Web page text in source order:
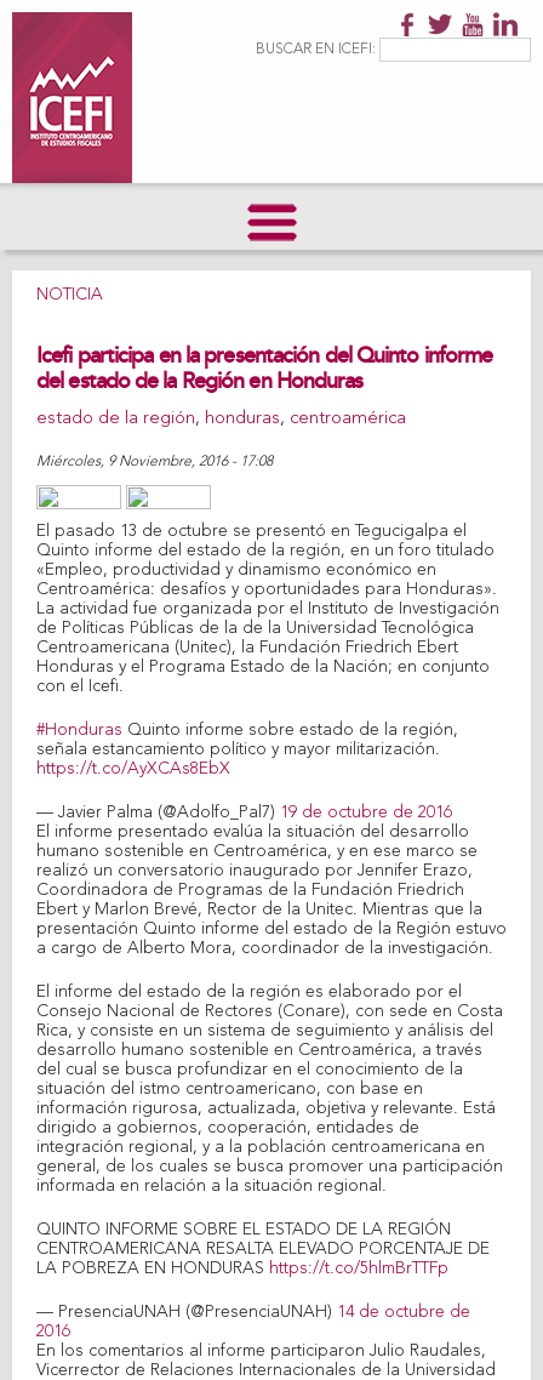
principalFormulario de
BUSCAR EN ICEFI:
NOTICIA
Icefi participa en la presentación del Quinto informe
del estado de la Región en Honduras
estado de la región, honduras, centroamérica
Miércoles, 9 Noviembre, 2016 - 17:08
Share on Facebook
Tweet Widget
Linkedin Share Button
El pasado 13 de octubre se presentó en Tegucigalpa el
Quinto informe del estado de la región, en un foro titulado
«Empleo, productividad y dinamismo económico en
Centroamérica: desafíos y oportunidades para Honduras».
La actividad fue organizada por el Instituto de Investigación
de Políticas Públicas de la de la Universidad Tecnológica
Centroamericana (Unitec), la Fundación Friedrich Ebert
Honduras y el Programa Estado de la Nación; en conjunto
con el Icefi.
#Honduras Quinto informe sobre estado de la región,
señala estancamiento político y mayor militarización.
https://t.co/AyXCAs8EbX
— Javier Palma (@Adolfo_Pal7) 19 de octubre de 2016
El informe presentado evalúa la situación del desarrollo
humano sostenible en Centroamérica, y en ese marco se
realizó un conversatorio inaugurado por Jennifer Erazo,
Coordinadora de Programas de la Fundación Friedrich
Ebert y Marlon Brevé, Rector de la Unitec. Mientras que la
presentación Quinto informe del estado de la Región estuvo
a cargo de Alberto Mora, coordinador de la investigación.
El informe del estado de la región es elaborado por el
Consejo Nacional de Rectores (Conare), con sede en Costa
Rica, y consiste en un sistema de seguimiento y análisis del
desarrollo humano sostenible en Centroamérica, a través
del cual se busca profundizar en el conocimiento de la
situación del istmo centroamericano, con base en
información rigurosa, actualizada, objetiva y relevante. Está
dirigido a gobiernos, cooperación, entidades de
integración regional, y a la población centroamericana en
general, de los cuales se busca promover una participación
informada en relación a la situación regional.
QUINTO INFORME SOBRE EL ESTADO DE LA REGIÓN
CENTROAMERICANA RESALTA ELEVADO PORCENTAJE DE
LA POBREZA EN HONDURAS https://t.co/5hlmBrTTFp
— PresenciaUNAH (@PresenciaUNAH) 14 de octubre de
2016
En los comentarios al informe participaron Julio Raudales,
Vicerrector de Relaciones Internacionales de la Universidad